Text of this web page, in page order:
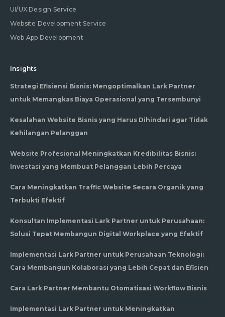
UI/UX Design Service
Website Development Service
Web App Development
Insights
Strategi Efisiensi Bisnis: Mengoptimalkan Lark Partner
untuk Memangkas Biaya Operasional yang Tersembunyi
Kesalahan Website Bisnis yang Harus Dihindari agar Tidak
Kehilangan Pelanggan
Website Profesional Meningkatkan Kredibilitas Bisnis:
Investasi yang Membuat Pelanggan Lebih Percaya
Cara Meningkatkan Traffic Website Secara Organik yang
Terbukti Efektif
Konsultan Implementasi Lark Partner untuk Perusahaan:
Solusi Tepat Membangun Digital Workplace yang Efektif
Implementasi Lark Partner untuk Perusahaan Teknologi:
Cara Membangun Kolaborasi yang Lebih Cepat dan Efisien
Cara Lark Partner Membantu Otomatisasi Workflow Bisnis
Implementasi Lark Partner untuk Meningkatkan